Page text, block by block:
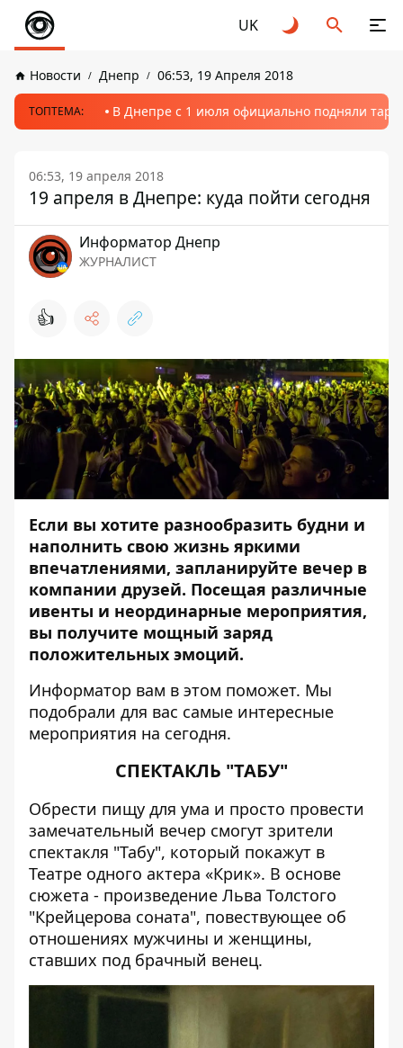
UK
Новости Днепр 06:53, 19 Апреля 2018
ТОПТЕМА: В Днепре с 1 июля официально подняли
06:53, 19 апреля 2018
19 апреля в Днепре: куда пойти сегодня
Информатор Днепр
ЖУРНАЛИСТ
👍
Если вы хотите разнообразить будни и
наполнить свою жизнь яркими
впечатлениями, запланируйте вечер в
компании друзей. Посещая различные
ивенты и неординарные мероприятия,
вы получите мощный заряд
положительных эмоций.
Информатор вам в этом поможет. Мы
подобрали для вас самые интересные
мероприятия на сегодня.
СПЕКТАКЛЬ "ТАБУ"
Обрести пищу для ума и просто провести
замечательный вечер смогут зрители
спектакля "Табу", который покажут в
Театре одного актера «Крик». В основе
сюжета - произведение Льва Толстого
"Крейцерова соната", повествующее об
отношениях мужчины и женщины,
ставших под брачный венец.